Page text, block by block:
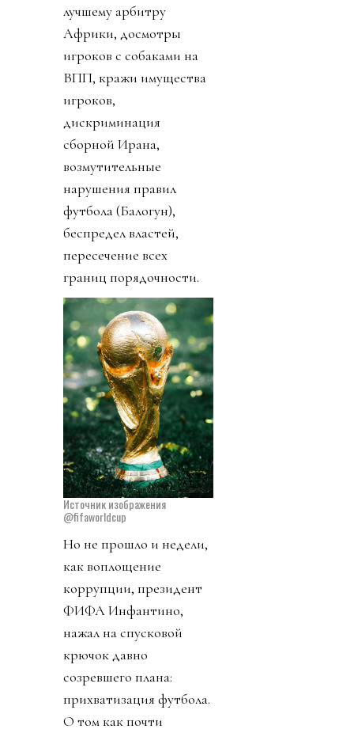
лучшему арбитру
Африки, досмотры
игроков с собаками на
ВПП, кражи имущества
игроков,
дискриминация
сборной Ирана,
возмутительные
нарушения правил
футбола (Балогун),
беспредел властей,
пересечение всех
границ порядочности.
Источник изображения
@fifaworldcup
Но не прошло и недели,
как воплощение
коррупции, президент
ФИФА Инфантино,
нажал на спусковой
крючок давно
созревшего плана:
прихватизация футбола.
О том как почти